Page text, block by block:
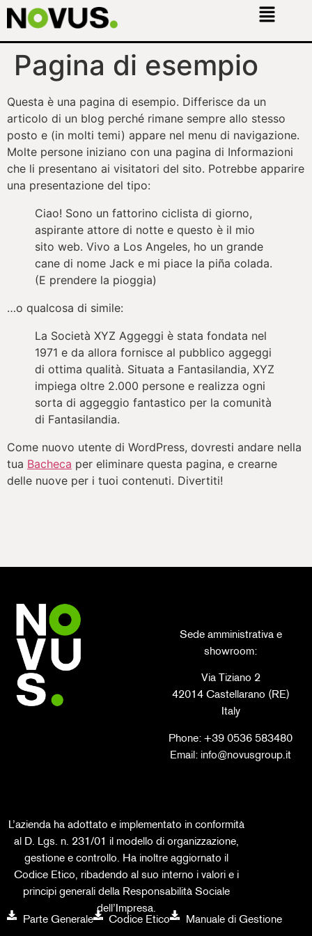
Pagina di esempio
Questa è una pagina di esempio. Differisce da un
articolo di un blog perché rimane sempre allo stesso
posto e (in molti temi) appare nel menu di navigazione.
Molte persone iniziano con una pagina di Informazioni
che li presentano ai visitatori del sito. Potrebbe apparire
una presentazione del tipo:
Ciao! Sono un fattorino ciclista di giorno,
aspirante attore di notte e questo è il mio
sito web. Vivo a Los Angeles, ho un grande
cane di nome Jack e mi piace la piña colada.
(E prendere la pioggia)
…o qualcosa di simile:
La Società XYZ Aggeggi è stata fondata nel
1971 e da allora fornisce al pubblico aggeggi
di ottima qualità. Situata a Fantasilandia, XYZ
impiega oltre 2.000 persone e realizza ogni
sorta di aggeggio fantastico per la comunità
di Fantasilandia.
Come nuovo utente di WordPress, dovresti andare nella
tua Bacheca per eliminare questa pagina, e crearne
delle nuove per i tuoi contenuti. Divertiti!
Sede amministrativa e
showroom:
Via Tiziano 2
42014 Castellarano (RE)
Italy
Phone: +39 0536 583480
Email: info@novusgroup.it
L’azienda ha adottato e implementato in conformità
al D. Lgs. n. 231/01 il modello di organizzazione,
gestione e controllo. Ha inoltre aggiornato il
Codice Etico, ribadendo al suo interno i valori e i
principi generali della Responsabilità Sociale
dell’Impresa.
Parte Generale
Codice Etico Manuale di Gestione